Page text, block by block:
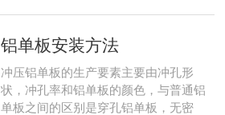
铝单板安装方法
冲压铝单板的生产要素主要由冲孔形
状，冲孔率和铝单板的颜色，与普通铝
单板之间的区别是穿孔铝单板，无密